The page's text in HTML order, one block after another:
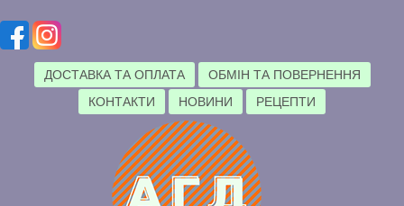
ДОСТАВКА ТА ОПЛАТА
ОБМІН ТА ПОВЕРНЕННЯ
КОНТАКТИ
НОВИНИ РЕЦЕПТИ